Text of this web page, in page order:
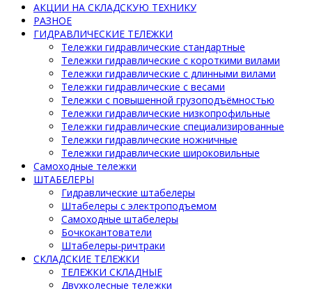
АКЦИИ НА СКЛАДСКУЮ ТЕХНИКУ
РАЗНОЕ
ГИДРАВЛИЧЕСКИЕ ТЕЛЕЖКИ
Тележки гидравлические стандартные
Тележки гидравлические с короткими вилами
Тележки гидравлические с длинными вилами
Тележки гидравлические с весами
Тележки с повышенной грузоподъёмностью
Тележки гидравлические низкопрофильные
Тележки гидравлические специализированные
Тележки гидравлические ножничные
Тележки гидравлические широковильные
Самоходные тележки
ШТАБЕЛЕРЫ
Гидравлические штабелеры
Штабелеры с электроподъемом
Самоходные штабелеры
Бочкокантователи
Штабелеры-ричтраки
СКЛАДСКИЕ ТЕЛЕЖКИ
ТЕЛЕЖКИ СКЛАДНЫЕ
Двухколесные тележки